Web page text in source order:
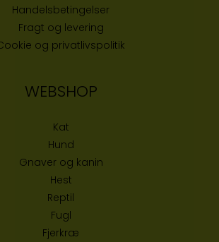
Handelsbetingelser
Fragt og levering
og privatlivspolitik
WEBSHOP
Kat
Hund
Gnaver og kanin
Hest
Reptil
Fugl
Fjerkræ